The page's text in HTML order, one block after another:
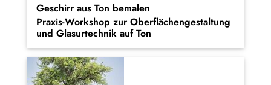
Geschirr aus Ton bemalen
Praxis-Workshop zur Oberflächengestaltung
und Glasurtechnik auf Ton